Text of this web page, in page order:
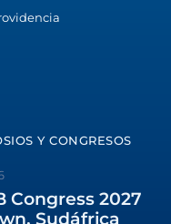
Y CONGRESOS
Congress 2027
Sudáfrica